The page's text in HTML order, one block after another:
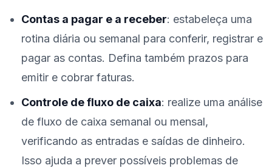
Contas a pagar e a receber: estabeleça uma
rotina diária ou semanal para conferir, registrar e
pagar as contas. Defina também prazos para
emitir e cobrar faturas.
Controle de fluxo de caixa: realize uma análise
de fluxo de caixa semanal ou mensal,
verificando as entradas e saídas de dinheiro.
Isso ajuda a prever possíveis problemas de